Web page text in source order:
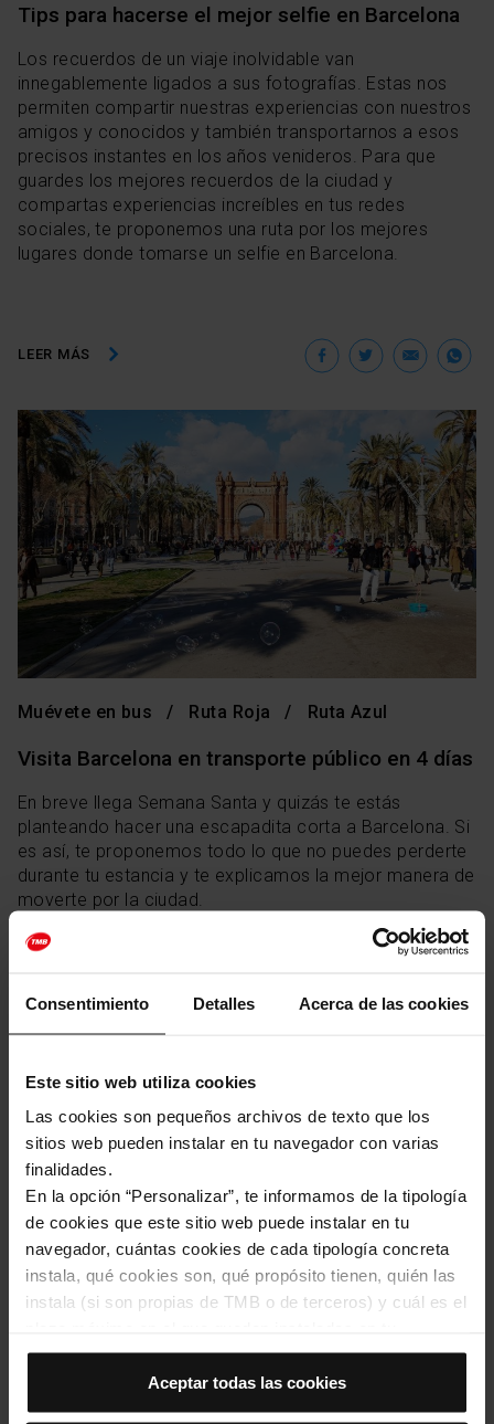
Consentimiento Detalles Acerca de las cookies
Este sitio web utiliza cookies
Las cookies son pequeños archivos de texto que los
sitios web pueden instalar en tu navegador con varias
finalidades.
En la opción “Personalizar”, te informamos de la tipología
de cookies que este sitio web puede instalar en tu
navegador, cuántas cookies de cada tipología concreta
instala, qué cookies son, qué propósito tienen, quién las
instala (si son propias de TMB o de terceros) y cuál es el
navegador. Si el panel de cookies muestra (0), significa
que no instala ninguna cookie de esta tipología.
Si eliges la opción “Aceptar todas las cookies”, permites
Aceptar todas las cookies
Tips para hacerse el mejor selfie en Barcelona
Los recuerdos de un viaje inolvidable van
innegablemente ligados a sus fotografías. Estas nos
permiten compartir nuestras experiencias con nuestros
amigos y conocidos y también transportarnos a esos
precisos instantes en los años venideros. Para que
guardes los mejores recuerdos de la ciudad y
compartas experiencias increíbles en tus redes
sociales, te proponemos una ruta por los mejores
lugares donde tomarse un selfie en Barcelona.
LEER MÁS Facebook
Twitter
Muévete en bus Ruta Roja Ruta Azul
Visita Barcelona en transporte público en 4 días
En breve llega Semana Santa y quizás te estás
planteando hacer una escapadita corta a Barcelona. Si
es así, te proponemos todo lo que no puedes perderte
durante tu estancia y te explicamos la mejor manera de
moverte por la ciudad.
LEER MÁS Facebook
Twitter
Movilidad Parques y zonas verdes Playas